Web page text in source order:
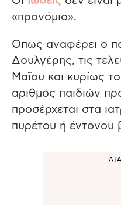
«προνόμιο».
Οπως αναφέρει ο
Δουλγέρης, τις
Μαΐου και κυρίως
αριθμός παιδιών
προσέρχεται στα
πυρέτου ή έντονου